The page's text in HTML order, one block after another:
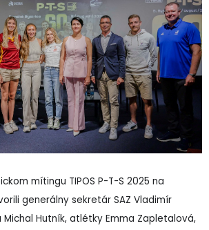
mítingu TIPOS P-T-S 2025 na
generálny sekretár SAZ Vladimír
Michal Hutník, atlétky Emma Zapletalová,